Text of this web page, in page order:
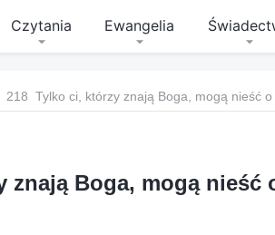
Czytania Ewangelia
218 Tylko ci, którzy znają Boga, mogą nieść o
znają Boga, mogą nieść